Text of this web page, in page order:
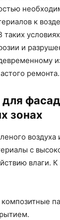
к
таких
и
ремонта.
зонах
воздуха
с
влаги.